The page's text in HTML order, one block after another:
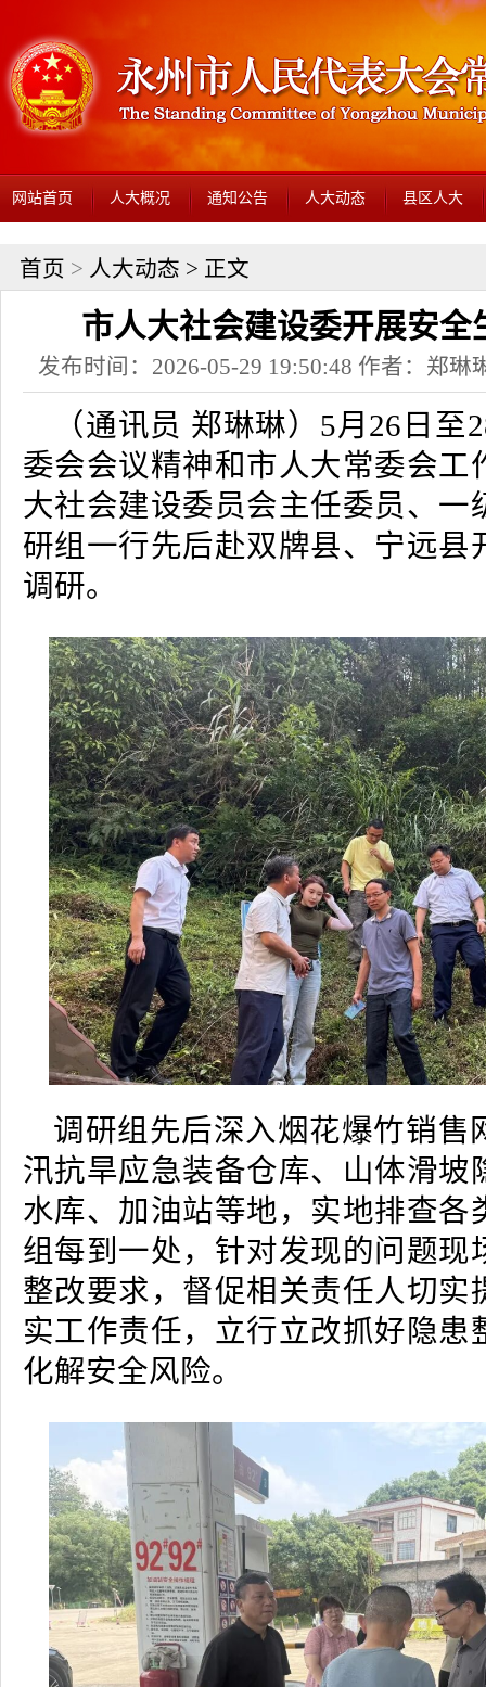
网站首页 人大概况 通知公告 人大动态 县区人大
首页 > 人大动态 > 正文
市人大社会建设委开展安全
发布时间：2026-05-29 19:50:48 作者：郑琳
（通讯员 郑琳琳）5月26日至
委会会议精神和市人大常委会工
大社会建设委员会主任委员、一
研组一行先后赴双牌县、宁远县
调研。
调研组先后深入烟花爆竹销售
汛抗旱应急装备仓库、山体滑坡
水库、加油站等地，实地排查各
组每到一处，针对发现的问题现
整改要求，督促相关责任人切实
实工作责任，立行立改抓好隐患
化解安全风险。